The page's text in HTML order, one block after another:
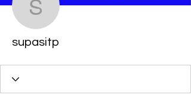
supasitp
supasitp